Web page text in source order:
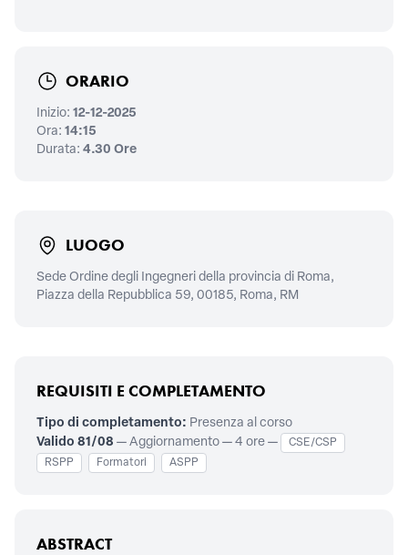
ORARIO
Inizio: 12-12-2025
Ora: 14:15
Durata: 4.30 Ore
LUOGO
Sede Ordine degli Ingegneri della provincia di Roma,
Piazza della Repubblica 59, 00185, Roma, RM
REQUISITI E COMPLETAMENTO
Tipo di completamento: Presenza al corso
Valido 81/08 — Aggiornamento — 4 ore —
CSE/CSP
RSPP
Formatori ASPP
ABSTRACT